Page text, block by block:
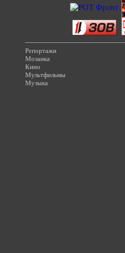
Репортажи
Мозаика
Кино
Мультфильмы
Музыка